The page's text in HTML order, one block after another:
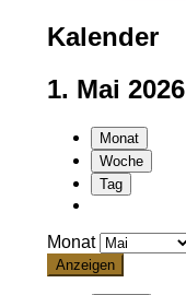
Kalender
1. Mai 2026
Monat
Woche
Tag
Monat